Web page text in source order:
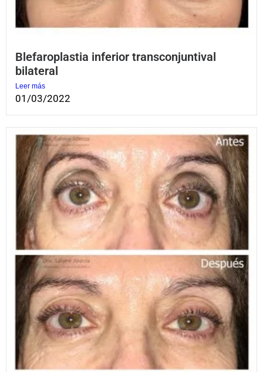
Blefaroplastia inferior transconjuntival
bilateral
Leer más
01/03/2022